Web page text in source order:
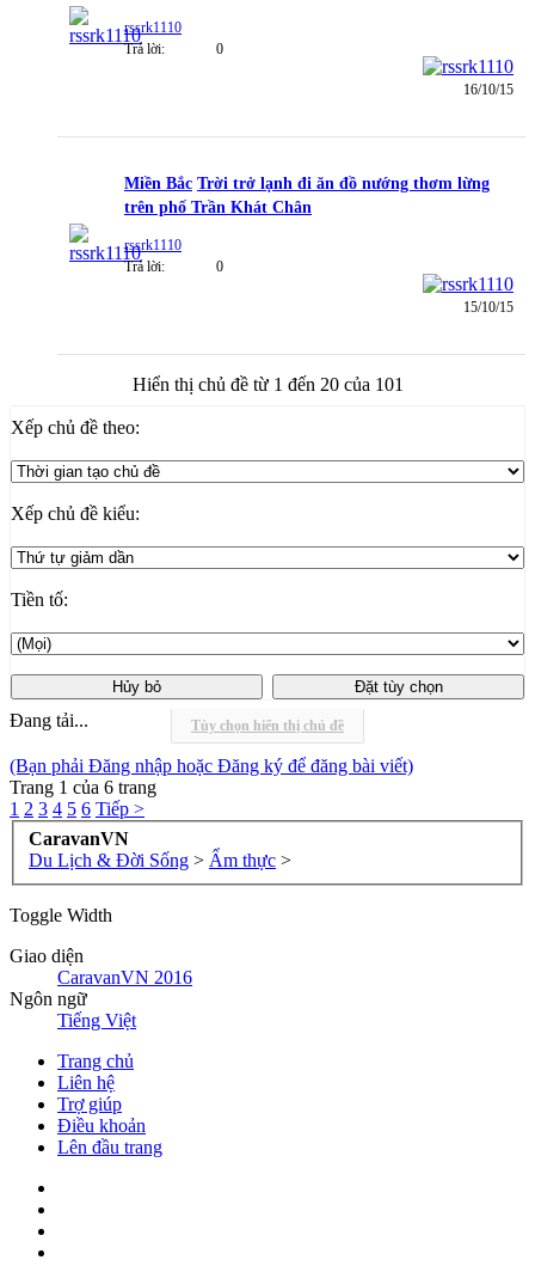
rssrk1110
Trả lời:
0
16/10/15
Miền Bắc Trời trở lạnh đi ăn đồ nướng thơm lừng
trên phố Trần Khát Chân
rssrk1110
Trả lời:
0
15/10/15
Hiển thị chủ đề từ 1 đến 20 của 101
Tùy chọn hiển thị chủ đề
Xếp chủ đề theo:
Xếp chủ đề kiểu:
Tiền tố:
Đang tải...
(Bạn phải Đăng nhập hoặc Đăng ký để đăng bài viết)
Trang 1 của 6 trang
1 2 3 4 5 6 Tiếp >
CaravanVN
Du Lịch & Đời Sống > Ẩm thực >
Toggle Width
Giao diện
CaravanVN 2016
Ngôn ngữ
Tiếng Việt
Trang chủ
Liên hệ
Trợ giúp
Điều khoản
Lên đầu trang